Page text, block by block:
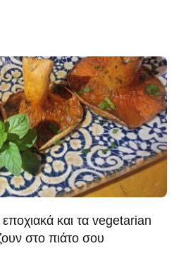
και τα vegetarian
στο πιάτο σου